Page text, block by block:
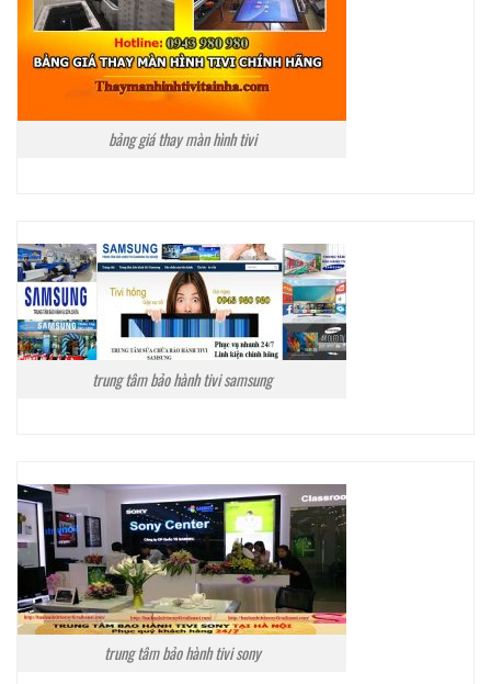
bảng giá thay màn hình tivi
trung tâm bảo hành tivi samsung
trung tâm bảo hành tivi sony